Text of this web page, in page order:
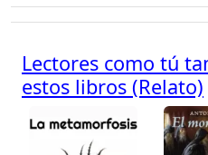
Lectores como tú
estos libros (Relato)